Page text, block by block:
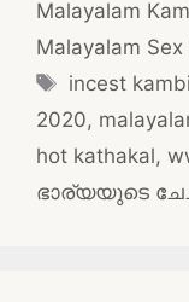
Malayalam
Malayalam Sex
Tags
incest
2020,
hot kathakal,
ഭാര്യയുടെ